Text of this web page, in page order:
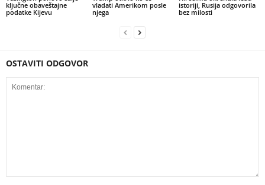
ključne obaveštajne
podatke Kijevu
vladati Amerikom posle
njega
istoriji, Rusija odgovorila
bez milosti
OSTAVITI ODGOVOR